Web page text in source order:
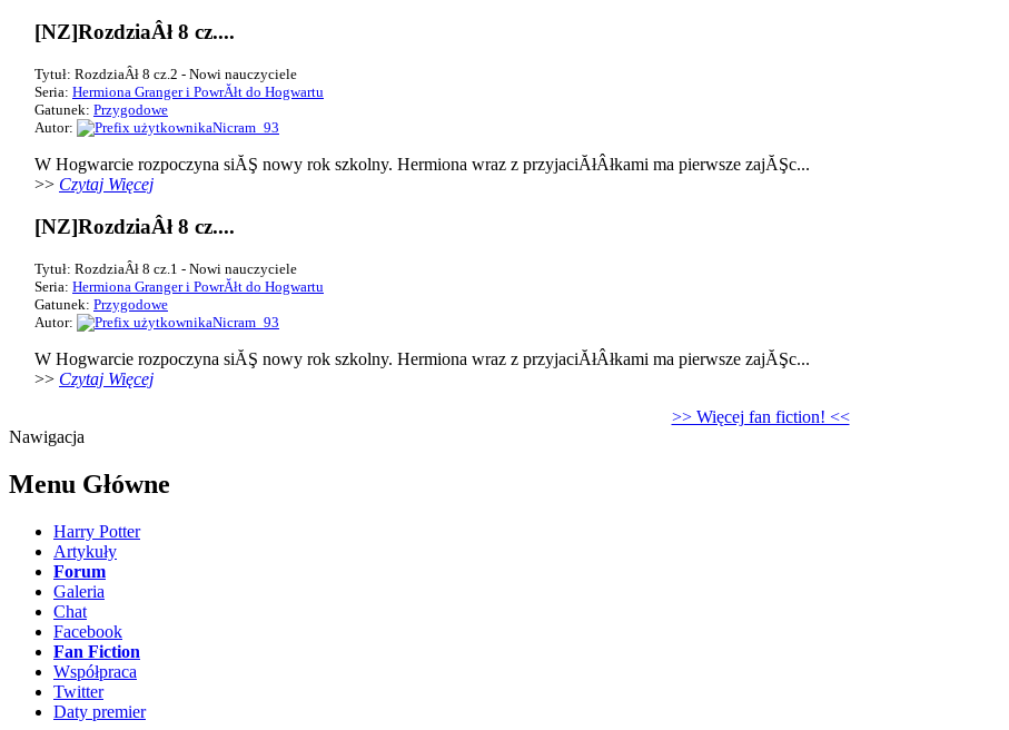
[NZ]RozdziaÂł 8 cz....
Tytuł: RozdziaÂł 8 cz.2 - Nowi nauczyciele
Seria: Hermiona Granger i PowrĂłt do Hogwartu
Gatunek: Przygodowe
Autor:
Nicram_93
W Hogwarcie rozpoczyna siĂŞ nowy rok szkolny. Hermiona wraz z przyjaciĂłÂłkami ma pierwsze zajĂŞc...
>> Czytaj Więcej
[NZ]RozdziaÂł 8 cz....
Tytuł: RozdziaÂł 8 cz.1 - Nowi nauczyciele
Seria: Hermiona Granger i PowrĂłt do Hogwartu
Gatunek: Przygodowe
Autor:
Nicram_93
W Hogwarcie rozpoczyna siĂŞ nowy rok szkolny. Hermiona wraz z przyjaciĂłÂłkami ma pierwsze zajĂŞc...
>> Czytaj Więcej
>> Więcej fan fiction! <<
Nawigacja
Menu Główne
Harry Potter
Artykuły
Forum
Galeria
Chat
Facebook
Fan Fiction
Współpraca
Twitter
Daty premier